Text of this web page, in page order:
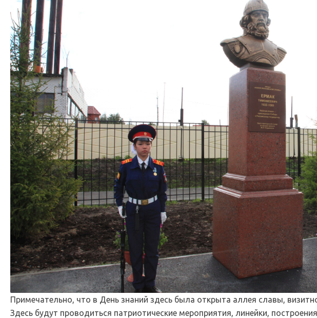
Примечательно, что в День знаний здесь была открыта аллея славы,
Здесь будут проводиться патриотические мероприятия, линейки,